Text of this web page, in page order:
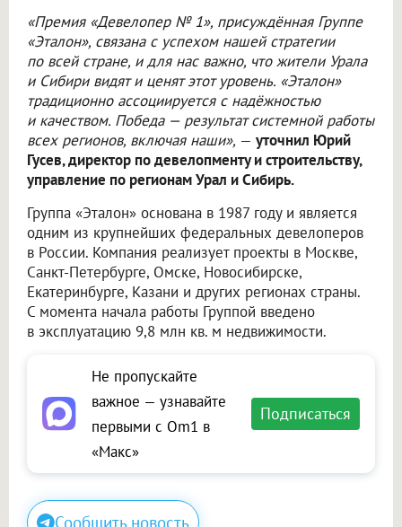
«Премия «Девелопер № 1», присуждённая Группе
«Эталон», связана с успехом нашей стратегии
по всей стране, и для нас важно, что жители Урала
и Сибири видят и ценят этот уровень. «Эталон»
традиционно ассоциируется с надёжностью
и качеством. Победа — результат системной работы
всех регионов, включая наши», — уточнил Юрий
Гусев, директор по девелопменту и строительству,
управление по регионам Урал и Сибирь.
Группа «Эталон» основана в 1987 году и является
одним из крупнейших федеральных девелоперов
в России. Компания реализует проекты в Москве,
Санкт-Петербурге, Омске, Новосибирске,
Екатеринбурге, Казани и других регионах страны.
С момента начала работы Группой введено
в эксплуатацию 9,8 млн кв. м недвижимости.
Не пропускайте
важное — узнавайте
первыми с Om1 в
«Макс»
Подписаться